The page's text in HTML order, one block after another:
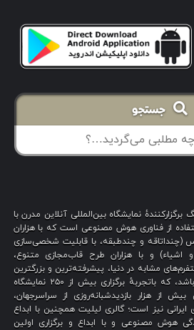
جستجو
نمایشگاه بین‌المللی آنلاین مدرن با
از فناوری هوش مصنوعی است که با هزاران
و چندطبقه، با قابلیت شخصی‌سازی
اشیاء) و با هزاران طرح قاب‌مجازی متنوع،
مشابه در دنیا، پیشرفته‌ترین و بزرگترین
گالری آنلاین در کل جهان می‌باشد، که باتجربهٔ برگزاری بیش از ۲۵۰ نمایشگاه
از هزار بازدیدشبانه‌روزی از سراسرجهان،
ایرانی نیز است؛ گالری لیلیت همچنین با ابداع
هوش مصنوعی و با ابداع و برگزاری اولین